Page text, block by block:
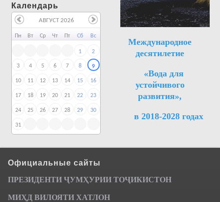
Календарь
Пн Вт Ср Чт Пт Сб Вс
1 2
3 4 5 6 7 8 9
10 11 12 13 14 15 16
17 18 19 20 21 22 23
24 25 26 27 28 29 30
31
АВГУСТ 2026
Международное
десятилетие
«Вода для
устойчивого
развития»,
в 2018-2028 годах
Официальные сайты
ПРЕЗИДЕНТИ ҶУМҲУРИИ ТОҶИКИСТОН
МИҲД ВИЛОЯТИ ХАТЛОН